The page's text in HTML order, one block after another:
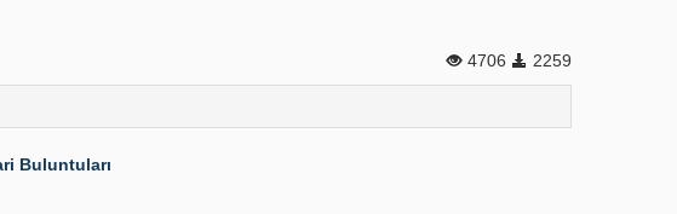
4706 2259
Buluntuları